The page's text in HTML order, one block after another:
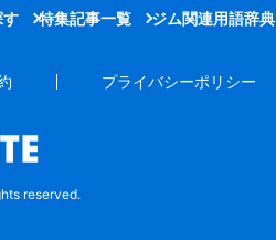
す 特集記事一覧 ジム関連用語辞典
プライバシーポリシー
reserved.